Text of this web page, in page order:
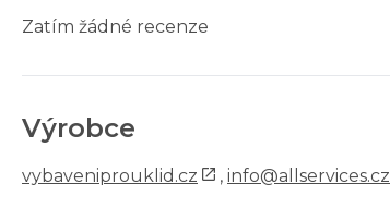
Zatím žádné recenze
Výrobce
vybaveniprouklid.cz , info@allservices.cz